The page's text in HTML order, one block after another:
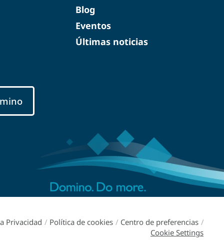
Blog
Eventos
Últimas noticias
Privacidad / Política de cookies / Centro de preferencias /
Cookie Settings